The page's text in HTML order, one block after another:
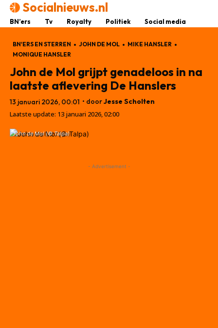
Socialnieuws.nl
BN’ers Tv Royalty Politiek Social media
BN'ERS EN STERREN JOHN DE MOL
MIKE HANSLER
MONIQUE HANSLER
John de Mol grijpt genadeloos in na
laatste aflevering De Hanslers
13 januari 2026, 00:01 • doorJesse Scholten
Laatste update: 13 januari 2026, 02:00
John de Mol (© Talpa)
- Advertisement -